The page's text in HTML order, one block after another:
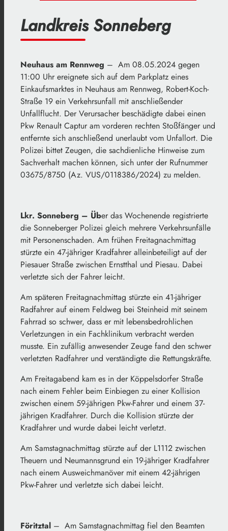
Landkreis Sonneberg
Neuhaus am Rennweg – Am 08.05.2024 gegen
11:00 Uhr ereignete sich auf dem Parkplatz eines
Einkaufsmarktes in Neuhaus am Rennweg, Robert-Koch-
Straße 19 ein Verkehrsunfall mit anschließender
Unfallflucht. Der Verursacher beschädigte dabei einen
Pkw Renault Captur am vorderen rechten Stoßfänger und
entfernte sich anschließend unerlaubt vom Unfallort. Die
Polizei bittet Zeugen, die sachdienliche Hinweise zum
Sachverhalt machen können, sich unter der Rufnummer
03675/8750 (Az. VUS/0118386/2024) zu melden.
Lkr. Sonneberg – Über das Wochenende registrierte
die Sonneberger Polizei gleich mehrere Verkehrsunfälle
mit Personenschaden. Am frühen Freitagnachmittag
stürzte ein 47-jähriger Kradfahrer alleinbeteiligt auf der
Piesauer Straße zwischen Ernstthal und Piesau. Dabei
verletzte sich der Fahrer leicht.
Am späteren Freitagnachmittag stürzte ein 41-jähriger
Radfahrer auf einem Feldweg bei Steinheid mit seinem
Fahrrad so schwer, dass er mit lebensbedrohlichen
Verletzungen in ein Fachklinikum verbracht werden
musste. Ein zufällig anwesender Zeuge fand den schwer
verletzten Radfahrer und verständigte die Rettungskräfte.
Am Freitagabend kam es in der Köppelsdorfer Straße
nach einem Fehler beim Einbiegen zu einer Kollision
zwischen einem 59-jährigen Pkw-Fahrer und einem 37-
jährigen Kradfahrer. Durch die Kollision stürzte der
Kradfahrer und wurde dabei leicht verletzt.
Am Samstagnachmittag stürzte auf der L1112 zwischen
Theuern und Neumannsgrund ein 19-jähriger Kradfahrer
nach einem Ausweichmanöver mit einem 42-jährigen
Pkw-Fahrer und verletzte sich dabei leicht.
Föritztal – Am Samstagnachmittag fiel den Beamten